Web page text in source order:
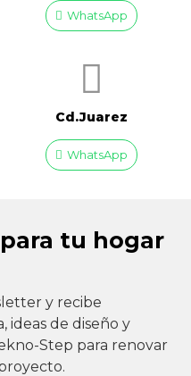
WhatsApp
Cd.Juarez
WhatsApp
tu hogar
y recibe
ideas de diseño y
Step para renovar